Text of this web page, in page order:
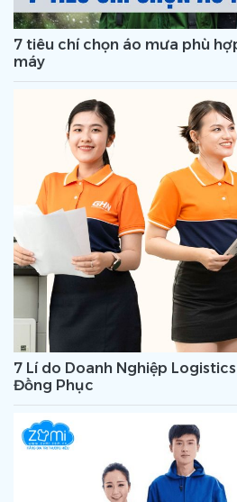
7 tiêu chí chọn áo mưa phù
máy
7 Lí do Doanh Nghiệp
Đồng Phục